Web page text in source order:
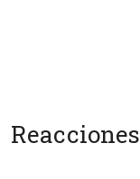
Reacciones